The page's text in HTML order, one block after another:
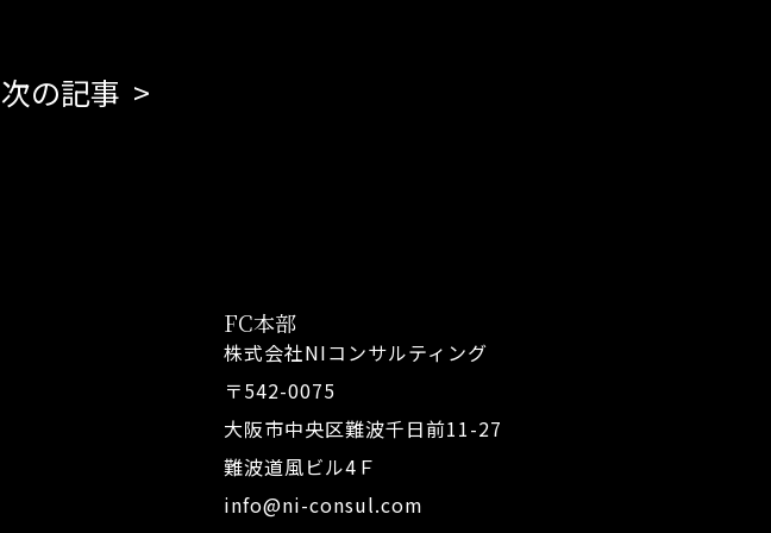
次の記事
FC本部
株式会社NIコンサルティング
〒542-0075
大阪市中央区難波千日前11-27
難波道風ビル4Ｆ
info@ni-consul.com